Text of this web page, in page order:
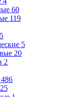
60
119
5
20
2
486